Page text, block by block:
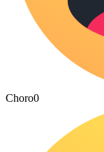
Choro0